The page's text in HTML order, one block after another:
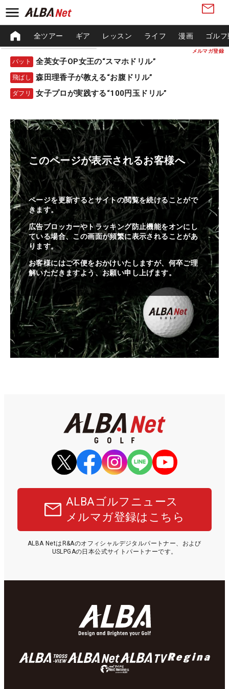
メルマガ登録
全ツアー ギア レッスン ライフ 漫画 ゴル
パット 全英女子OP女王の“スマホドリル”
飛ばし 森田理香子が教える“お腹ドリル”
ダフリ 女子プロが実践する“100円玉ドリル”
このページが表示されるお客様へ
ページを更新するとサイトの閲覧を続けることがで
きます。
広告ブロッカーやトラッキング防止機能をオンにし
ている場合、この画面が頻繁に表示されることがあ
ります。
お客様にはご不便をおかけいたしますが、何卒ご理
解いただきますよう、お願い申し上げます。
ALBAゴルフニュース
メルマガ登録はこちら
ALBA NetはR&Aのオフィシャルデジタルパートナー、および
USLPGAの日本公式サイトパートナーです。